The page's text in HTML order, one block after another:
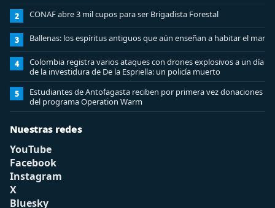
2 CONAF abre 3 mil cupos para ser Brigadista Forestal
3 Ballenas: los espíritus antiguos que aún enseñan a habitar el mar
4
Colombia registra varios ataques con drones explosivos a un día
de la investidura de De la Espriella: un policía muerto
5
Estudiantes de Antofagasta reciben por primera vez donaciones
del programa Operation Warm
Nuestras redes
YouTube
Facebook
Instagram
X
Bluesky